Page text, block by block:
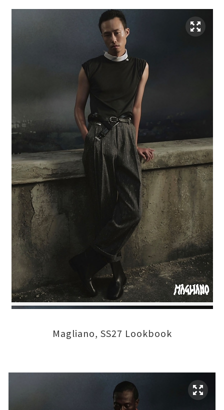
Magliano, SS27 Lookbook